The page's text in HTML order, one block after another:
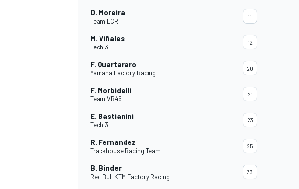
D. Moreira
Team LCR
11
M. Viñales
Tech 3
12
F. Quartararo
Yamaha Factory Racing
20
F. Morbidelli
Team VR46
21
E. Bastianini
Tech 3
23
R. Fernandez
Trackhouse Racing Team
25
B. Binder
Red Bull KTM Factory Racing
33